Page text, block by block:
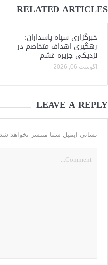
RELATED ARTICLES
خبرگزاری سپاه پاسداران:
رهگیری اهداف متخاصم در
نزدیکی جزیره قشم
آگوست 06, 2026
LEAVE A REPLY
نشانی ایمیل شما منتشر نخواهد شد.